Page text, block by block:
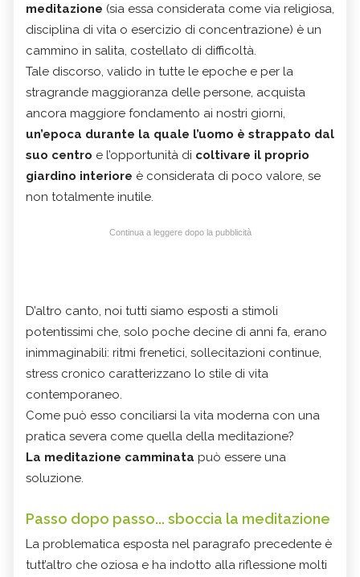
meditazione (sia essa considerata come via religiosa,
disciplina di vita o esercizio di concentrazione) è un
cammino in salita, costellato di difficoltà.
Tale discorso, valido in tutte le epoche e per la
stragrande maggioranza delle persone, acquista
ancora maggiore fondamento ai nostri giorni,
un’epoca durante la quale l’uomo è strappato dal
suo centro e l’opportunità di coltivare il proprio
giardino interiore è considerata di poco valore, se
non totalmente inutile.
Continua a leggere dopo la pubblicità
D’altro canto, noi tutti siamo esposti a stimoli
potentissimi che, solo poche decine di anni fa, erano
inimmaginabili: ritmi frenetici, sollecitazioni continue,
stress cronico caratterizzano lo stile di vita
contemporaneo.
Come può esso conciliarsi la vita moderna con una
pratica severa come quella della meditazione?
La meditazione camminata può essere una
soluzione.
Passo dopo passo... sboccia la meditazione
La problematica esposta nel paragrafo precedente è
tutt’altro che oziosa e ha indotto alla riflessione molti